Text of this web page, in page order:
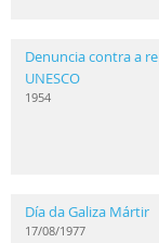
Denuncia contra a
UNESCO
1954
Día da Galiza Mártir
17/08/1977